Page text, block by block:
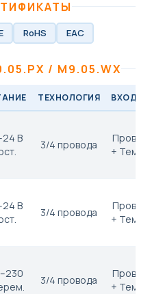
RoHS EAC
/ M9.05.WX
ТЕХНОЛОГИЯ ВХОД
В
3/4 провода
+
В
3/4 провода
+
3/4 провода
+